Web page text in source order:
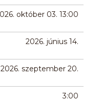
október 03. 13:00
2026. június 14.
2026. szeptember 20.
3:00